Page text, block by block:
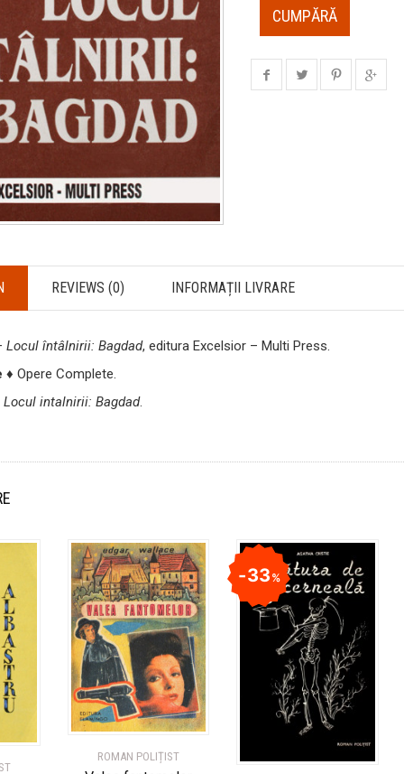
CUMPĂRĂ
REVIEWS (0) INFORMAȚII LIVRARE
Locul întâlnirii: Bagdad, editura Excelsior – Multi Press.
♦ Opere Complete.
Locul intalnirii: Bagdad.
ROMAN POLIȚIST
33%